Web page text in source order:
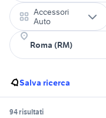
Accessori
Auto
Salva ricerca
94 risultati